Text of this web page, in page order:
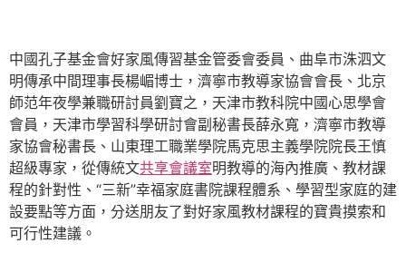
中國孔子基金會好家風傳習基金管委會委員、曲阜市洙泗文
明傳承中間理事長楊嵋博士，濟寧市教導家協會會長、北京
師范年夜學兼職研討員劉寶之，天津市教科院中國心思學會
會員，天津市學習科學研討會副秘書長薛永寬，濟寧市教導
家協會秘書長、山東理工職業學院馬克思主義學院院長王慎
超級專家，從傳統文共享會議室明教導的海內推廣、教材課
程的針對性、“三新”幸福家庭書院課程體系、學習型家庭的建
設要點等方面，分送朋友了對好家風教材課程的寶貴摸索和
可行性建議。